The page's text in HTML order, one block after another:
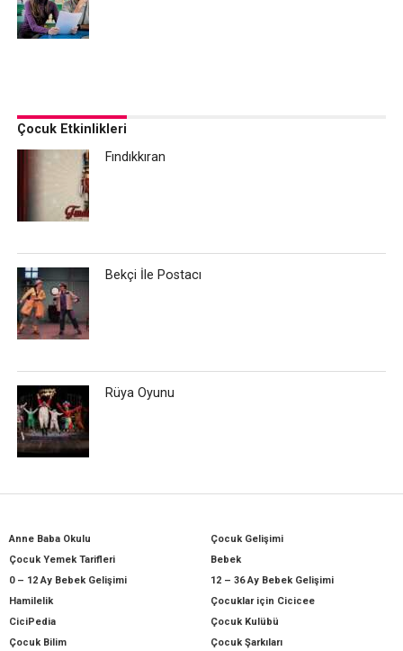
Çocuk Etkinlikleri
Fındıkkıran
Bekçi İle Postacı
Rüya Oyunu
Anne Baba Okulu
Çocuk Gelişimi
Çocuk Yemek Tarifleri
Bebek
0 – 12 Ay Bebek Gelişimi
12 – 36 Ay Bebek Gelişimi
Hamilelik
Çocuklar için Cicicee
CiciPedia
Çocuk Kulübü
Çocuk Bilim
Çocuk Şarkıları